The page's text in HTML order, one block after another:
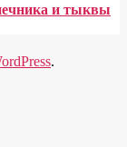
и тыквы
.